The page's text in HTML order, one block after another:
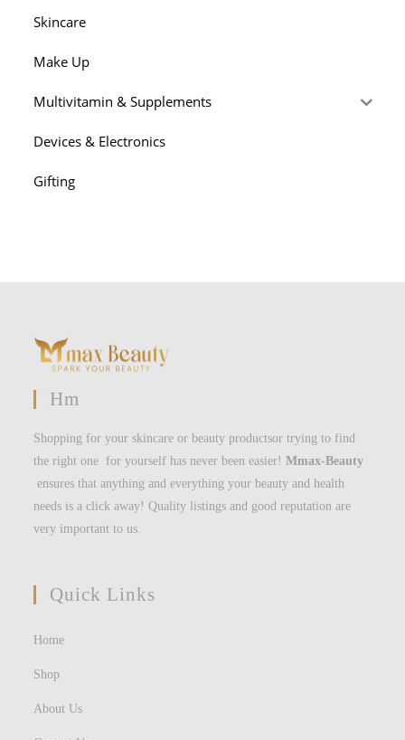
Skincare
Make Up
Multivitamin & Supplements
Devices & Electronics
Gifting
Hm
Shopping for your skincare or beauty productsor trying to find
the right one for yourself has never been easier!Mmax-Beauty
ensures that anything and everything your beauty and health
needs is a click away! Quality listings and good reputation are
very important to us.
Quick Links
Home
Shop
About Us